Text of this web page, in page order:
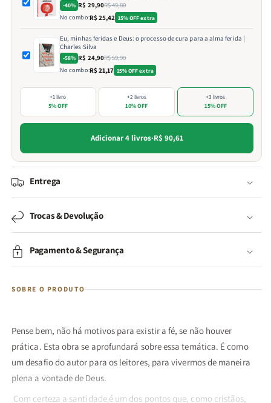
-40% R$ 29,90R$ 49,80
No combo:R$ 25,42 15% OFF extra
Eu, minhas feridas e Deus: o processo de cura para a alma ferida |
Charles Silva
-58% R$ 24,90R$ 59,90
No combo:R$ 21,17 15% OFF extra
+1 livro
5% OFF
+2 livros
10% OFF
+3 livros
15% OFF
Adicionar 4 livros·R$ 90,61
Entrega
Trocas & Devolução
Pagamento & Segurança
SOBRE O PRODUTO
Pense bem, não há motivos para existir a fé, se não houver
prática. Esta obra se aprofundará sobre essa temática. É como
um desafio do autor para os leitores, para vivermos de maneira
plena a vontade de Deus.
Com certeza a santidade é um dos pontos que, como cristãos,